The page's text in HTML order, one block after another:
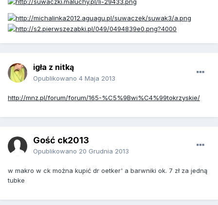
igła z nitką
Opublikowano 4 Maja 2013
http://mnz.pl/forum/forum/165-%C5%9Bwi%C4%99tokrzyskie/
Gość ck2013
Opublikowano 20 Grudnia 2013
w makro w ck można kupić dr oetker' a barwniki ok. 7 zł za jedną
tubke